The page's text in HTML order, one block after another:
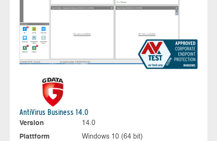
AntiVirus Business 14.0
Version
14.0
Plattform
Windows 10 (64 bit)